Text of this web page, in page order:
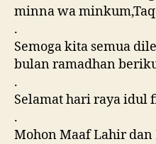
minna wa
.
Semoga kita semua
bulan ramadhan
.
Selamat hari raya idul
.
Mohon Maaf Lahir